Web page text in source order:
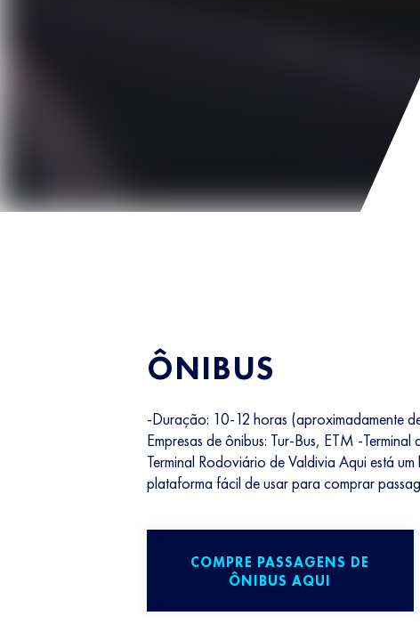
ÔNIBUS
-Duração: 10-12 horas (aproximadamente
Empresas de ônibus: Tur-Bus, ETM -Terminal
Terminal Rodoviário de Valdivia Aqui está um
plataforma fácil de usar para comprar
COMPRE PASSAGENS DE
ÔNIBUS AQUI